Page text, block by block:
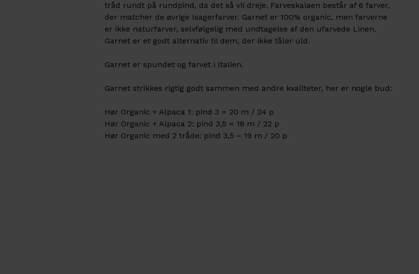
tråd rundt på rundpind, da det så vil dreje. Farveskalaen består af 6 farver,
der matcher de øvrige Isagerfarver. Garnet er 100% organic, men farverne
er ikke naturfarver, selvfølgelig med undtagelse af den ufarvede Linen.
Garnet er et godt alternativ til dem, der ikke tåler uld.
Garnet er spundet og farvet i Italien.
Garnet strikkes rigtig godt sammen med andre kvaliteter, her er nogle bud:
Hør Organic + Alpaca 1: pind 3 = 20 m / 24 p
Hør Organic + Alpaca 2: pind 3,5 = 18 m / 22 p
Hør Organic med 2 tråde: pind 3,5 – 19 m / 20 p